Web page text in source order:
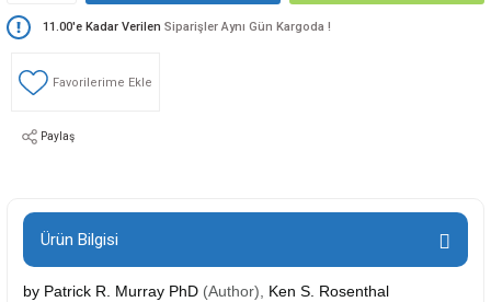
11.00'e Kadar Verilen Siparişler Aynı Gün Kargoda !
Paylaş
Ürün Bilgisi
by Patrick R. Murray PhD (Author), Ken S. Rosenthal